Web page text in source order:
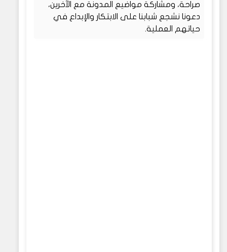
صراحة، ومشاركة مواضيع المدونة مع الآخرين،
دعونا نشجع شبابنا على الابتكار والإبداع في
حياتهم العملية.